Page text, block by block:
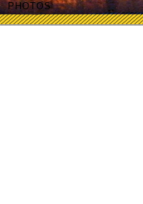
PHOTOS